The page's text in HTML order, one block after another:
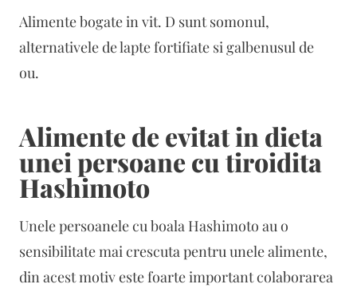
Alimente bogate in vit. D sunt somonul,
alternativele de lapte fortifiate si galbenusul de
ou.
Alimente de evitat in dieta
unei persoane cu tiroidita
Hashimoto
Unele persoanele cu boala Hashimoto au o
sensibilitate mai crescuta pentru unele alimente,
din acest motiv este foarte important colaborarea